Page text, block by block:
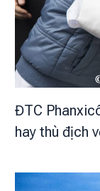
ĐTC
hay thù địch